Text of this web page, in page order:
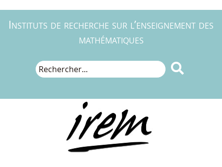
Instituts de recherche sur l’enseignement des
mathématiques
